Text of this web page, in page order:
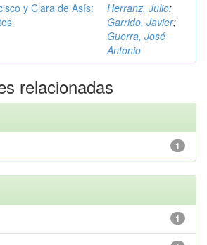
y Clara de Asís:
Herranz, Julio;
Garrido, Javier;
Guerra, José
Antonio
relacionadas
1
1